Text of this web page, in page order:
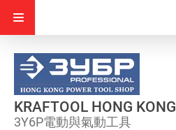
KRAFTOOL HONG KONG
3Y6P電動與氣動工具